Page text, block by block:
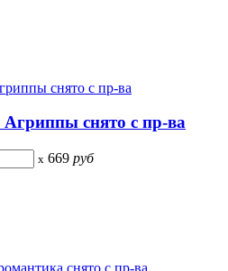
снято с пр-ва
x 669 руб